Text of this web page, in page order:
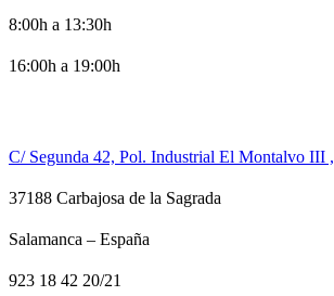
8:00h a 13:30h
16:00h a 19:00h
C/ Segunda 42, Pol. Industrial El Montalvo III ,
37188 Carbajosa de la Sagrada
Salamanca – España
923 18 42 20/21